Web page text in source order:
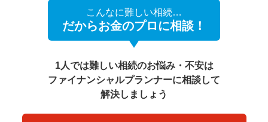
こんなに難しい相続…
だからお金のプロに相談！
1人では難しい相続のお悩み・不安は
ファイナンシャルプランナーに相談して
解決しましょう